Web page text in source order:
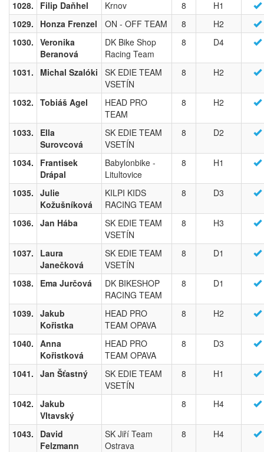
1028. Filip Daňhel Krnov 8
H1
1029.
Honza Frenzel ON - OFF TEAM 8
H2
1030. Veronika
Beranová
DK Bike Shop
Racing Team
8 D4
1031. Michal Szalóki
SK EDIE TEAM
VSETÍN
8 H2
1032. Tobiáš Agel
HEAD PRO
TEAM
8 H2
1033.
Ella
Surovcová
SK EDIE TEAM
VSETÍN
8 D2
1034.
Frantisek
Drápal
Babylonbike -
Litultovice
8 H1
1035. Julie
Kožušníková
KILPI KIDS
RACING TEAM
8 D3
1036. Jan Hába
SK EDIE TEAM
VSETÍN
8 H3
1037.
Laura
Janečková
SK EDIE TEAM
VSETÍN
8 D1
1038. Ema Jurčová
DK BIKESHOP
RACING TEAM
8 D1
1039. Jakub
Kořistka
HEAD PRO
TEAM OPAVA
8 H2
1040. Anna
Kořistková
HEAD PRO
TEAM OPAVA
8 D3
1041. Jan Šťastný
SK EDIE TEAM
VSETÍN
8 H1
1042. Jakub
Vltavský
8 H4
1043.
David
Felzmann
SK Jiří Team
Ostrava
8 H4